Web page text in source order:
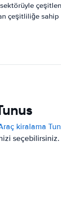
çeşitliliğe
kiralama
seçebilirsiniz.